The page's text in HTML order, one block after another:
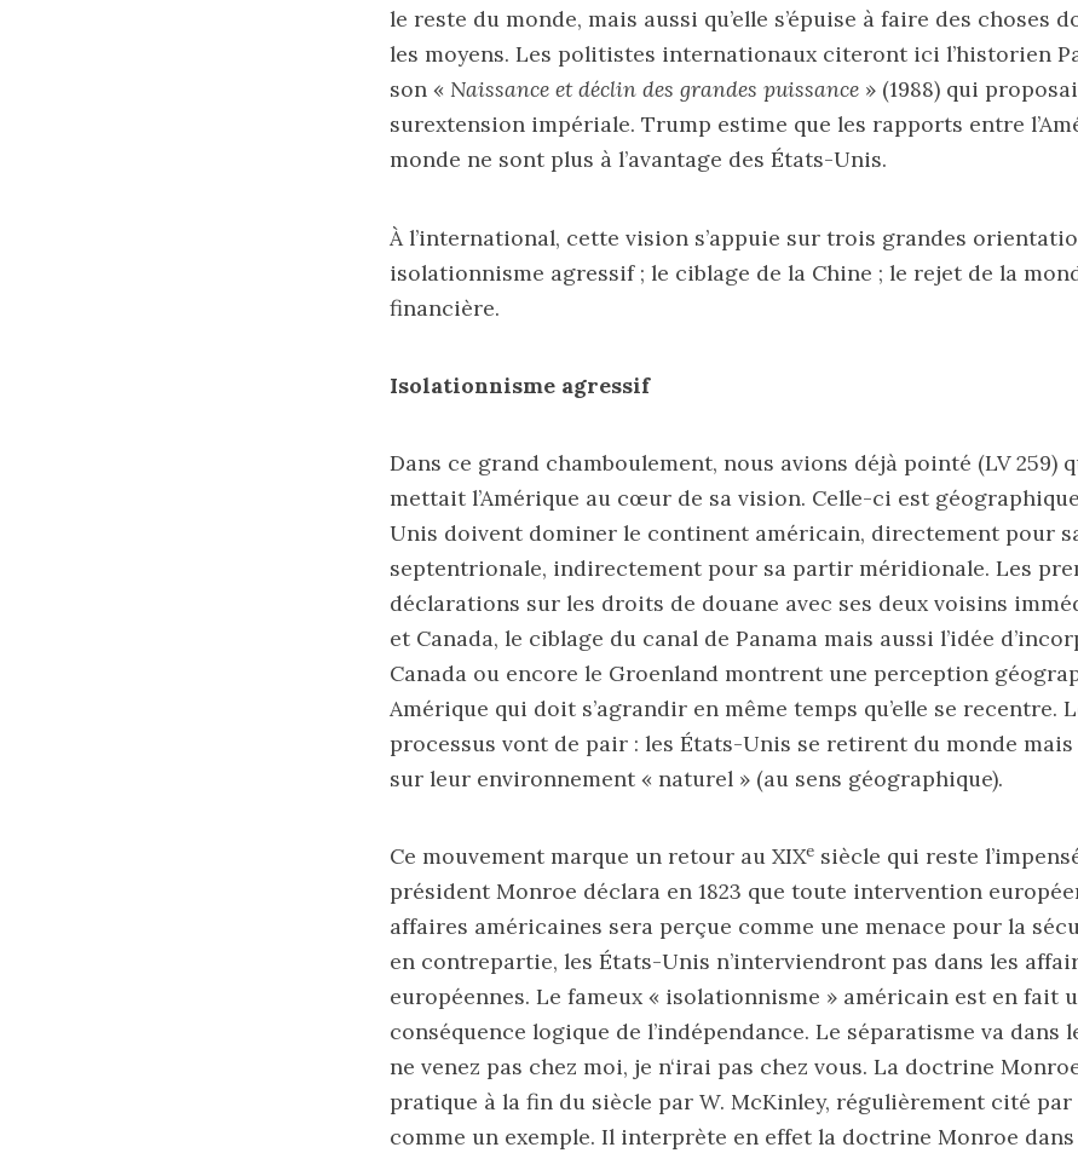
le reste du monde, mais aussi qu’elle s’épuise à faire des choses
les moyens. Les politistes internationaux citeront ici l’historien
son « Naissance et déclin des grandes puissance » (1988) qui
surextension impériale. Trump estime que les rapports entre
monde ne sont plus à l’avantage des États-Unis.
À l’international, cette vision s’appuie sur trois grandes
isolationnisme agressif ; le ciblage de la Chine ; le rejet de la
financière.
Isolationnisme agressif
Dans ce grand chamboulement, nous avions déjà pointé (LV 259)
mettait l’Amérique au cœur de sa vision. Celle-ci est
Unis doivent dominer le continent américain, directement pour
septentrionale, indirectement pour sa partir méridionale. Les
déclarations sur les droits de douane avec ses deux voisins
et Canada, le ciblage du canal de Panama mais aussi l’idée
Canada ou encore le Groenland montrent une perception
Amérique qui doit s’agrandir en même temps qu’elle se recentre.
processus vont de pair : les États-Unis se retirent du monde
sur leur environnement « naturel » (au sens géographique).
Ce mouvement marque un retour au XIXe siècle qui reste
président Monroe déclara en 1823 que toute intervention
affaires américaines sera perçue comme une menace pour la
en contrepartie, les États-Unis n’interviendront pas dans les
européennes. Le fameux « isolationnisme » américain est en fait
conséquence logique de l’indépendance. Le séparatisme va dans
ne venez pas chez moi, je n‘irai pas chez vous. La doctrine
pratique à la fin du siècle par W. McKinley, régulièrement cité par
comme un exemple. Il interprète en effet la doctrine Monroe